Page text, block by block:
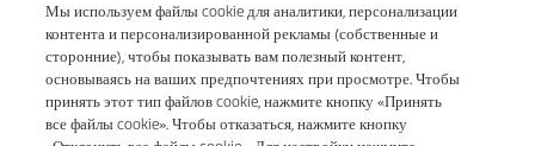
Безопасность — прежде всего
Заявление о доступности
Обязательства по обслуживанию
Iberia – это также
новости и новинки
Группа Iberia
Наши условия
Мы используем файлы cookie для аналитики, персонализации
контента и персонализированной рекламы (собственные и
сторонние), чтобы показывать вам полезный контент,
основываясь на ваших предпочтениях при просмотре. Чтобы
принять этот тип файлов cookie, нажмите кнопку «Принять
все файлы cookie». Чтобы отказаться, нажмите кнопку